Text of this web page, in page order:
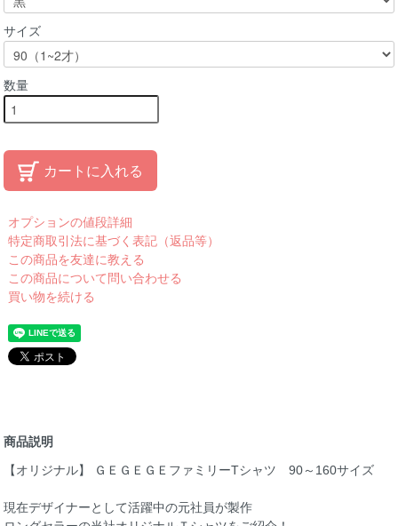
サイズ
数量
カートに入れる
オプションの値段詳細
特定商取引法に基づく表記（返品等）
この商品を友達に教える
この商品について問い合わせる
買い物を続ける
商品説明
【オリジナル】 ＧＥＧＥＧＥファミリーTシャツ 90～160サイズ
現在デザイナーとして活躍中の元社員が製作